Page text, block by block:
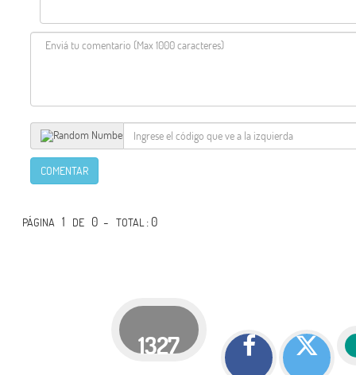
COMENTAR
PÁGINA 1 DE 0 -TOTAL : 0
1327